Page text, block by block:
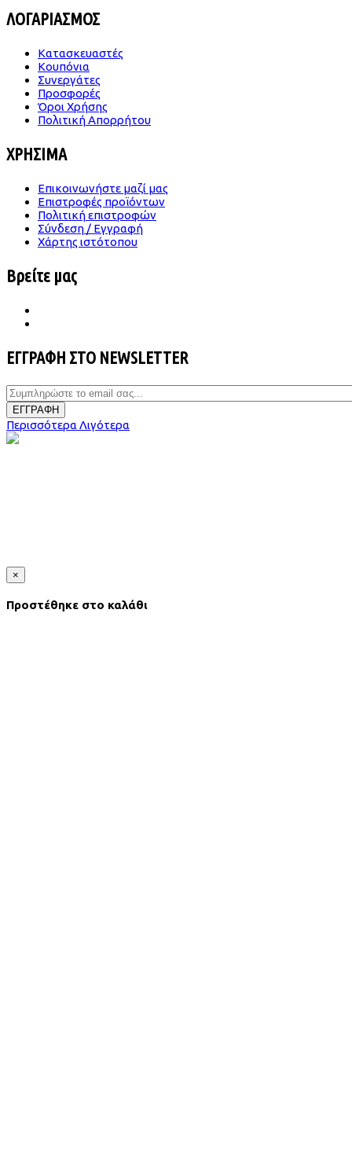
ΛΟΓΑΡΙΑΣΜΟΣ
Κατασκευαστές
Κουπόνια
Συνεργάτες
Προσφορές
Όροι Χρήσης
Πολιτική Απορρήτου
ΧΡΗΣΙΜΑ
Επικοινωνήστε μαζί μας
Επιστροφές προϊόντων
Πολιτική επιστροφών
Σύνδεση / Εγγραφή
Χάρτης ιστότοπου
Βρείτε μας
ΕΓΓΡΑΦΗ ΣΤΟ NEWSLETTER
ΕΓΓΡΑΦΗ
Περισσότερα Λιγότερα
×
Προστέθηκε στο καλάθι